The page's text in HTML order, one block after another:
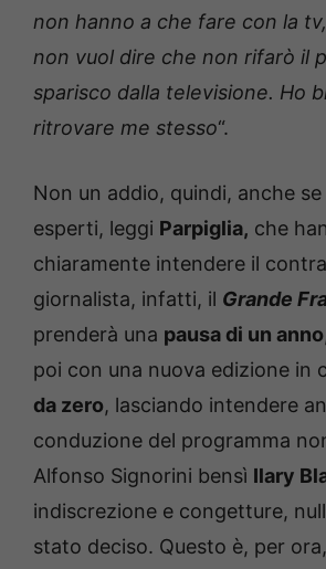
non hanno a che fare con la
non vuol dire che non rifarò il
sparisco dalla televisione. Ho
ritrovare me stesso“.
Non un addio, quindi, anche
esperti, leggi Parpiglia, che
chiaramente intendere il
giornalista, infatti, il Grande
prenderà una pausa di un anno
poi con una nuova edizione in
da zero, lasciando intendere
conduzione del programma
Alfonso Signorini bensì Ilary
indiscrezione e congetture,
stato deciso. Questo è, per